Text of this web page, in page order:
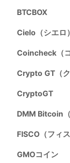
BTCBOX
Cielo（シエロ）
Coincheck（
Crypto GT（ク
CryptoGT
DMM Bitcoin
FISCO（フィス
GMOコイン